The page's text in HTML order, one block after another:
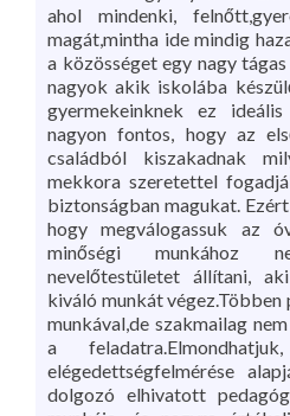
ahol mindenki,
magát,mintha ide mindig
a közösséget egy nagy
nagyok akik iskolába
gyermekeinknek ez
nagyon fontos, hogy az
családból kiszakadnak
mekkora szeretettel
biztonságban magukat.
hogy megválogassuk az
minőségi munkához
nevelőtestületet állítani,
kiváló munkát
munkával,de szakmailag
a
elégedettségfelmérése
dolgozó elhivatott